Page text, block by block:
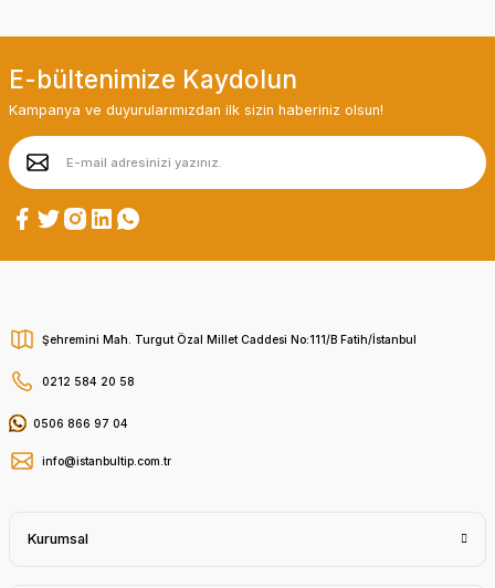
E-bültenimize Kaydolun
Kampanya ve duyurularımızdan ilk sizin haberiniz olsun!
Şehremini Mah. Turgut Özal Millet Caddesi No:111/B Fatih/İstanbul
0212 584 20 58
0506 866 97 04
info@istanbultip.com.tr
Kurumsal